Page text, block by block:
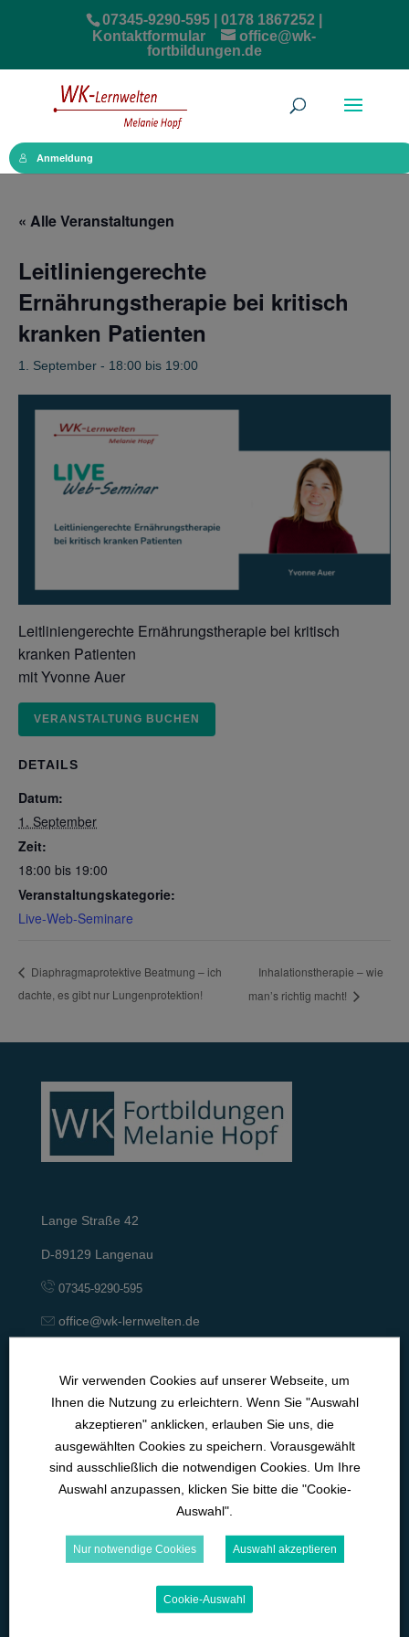
07345-9290-595 | 0178 1867252 |
Kontaktformular
office@wk-
fortbildungen.de
Anmeldung
« Alle Veranstaltungen
Leitliniengerechte
Ernährungstherapie bei kritisch
kranken Patienten
1. September - 18:00 bis 19:00
Leitliniengerechte Ernährungstherapie bei kritisch
kranken Patienten
mit Yvonne Auer
VERANSTALTUNG BUCHEN
DETAILS
Datum:
1. September
Zeit:
18:00 bis 19:00
Veranstaltungskategorie:
Live-Web-Seminare
Diaphragmaprotektive Beatmung – ich
dachte, es gibt nur Lungenprotektion!
Inhalationstherapie – wie
man’s richtig macht!
Lange Straße 42
D-89129 Langenau
07345-9290-595
office@wk-lernwelten.de
Newsletter!
Email
Allgemeine Neuigkeiten
Datenschutzerklärung.
Wir verwenden Cookies auf unserer Webseite, um
Ihnen die Nutzung zu erleichtern. Wenn Sie "Auswahl
akzeptieren" anklicken, erlauben Sie uns, die
ausgewählten Cookies zu speichern. Vorausgewählt
sind ausschließlich die notwendigen Cookies. Um Ihre
Auswahl anzupassen, klicken Sie bitte die "Cookie-
Auswahl".
Nur notwendige Cookies Auswahl akzeptieren
Cookie-Auswahl